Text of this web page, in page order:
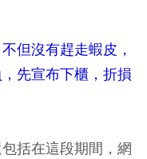
但沒有趕走蝦皮，
先宣布下櫃，折損
括在這段期間，網